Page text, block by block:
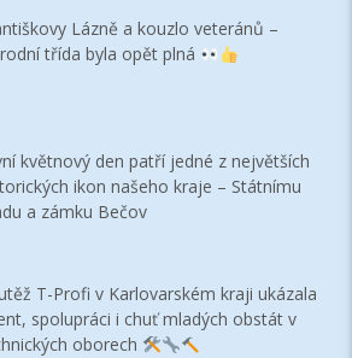
Lázně a kouzlo veteránů –
třída byla opět plná
květnový den patří jedné z největších
ikon našeho kraje – Státnímu
a zámku Bečov
T-Profi v Karlovarském kraji ukázala
spolupráci i chuť mladých obstát v
oborech